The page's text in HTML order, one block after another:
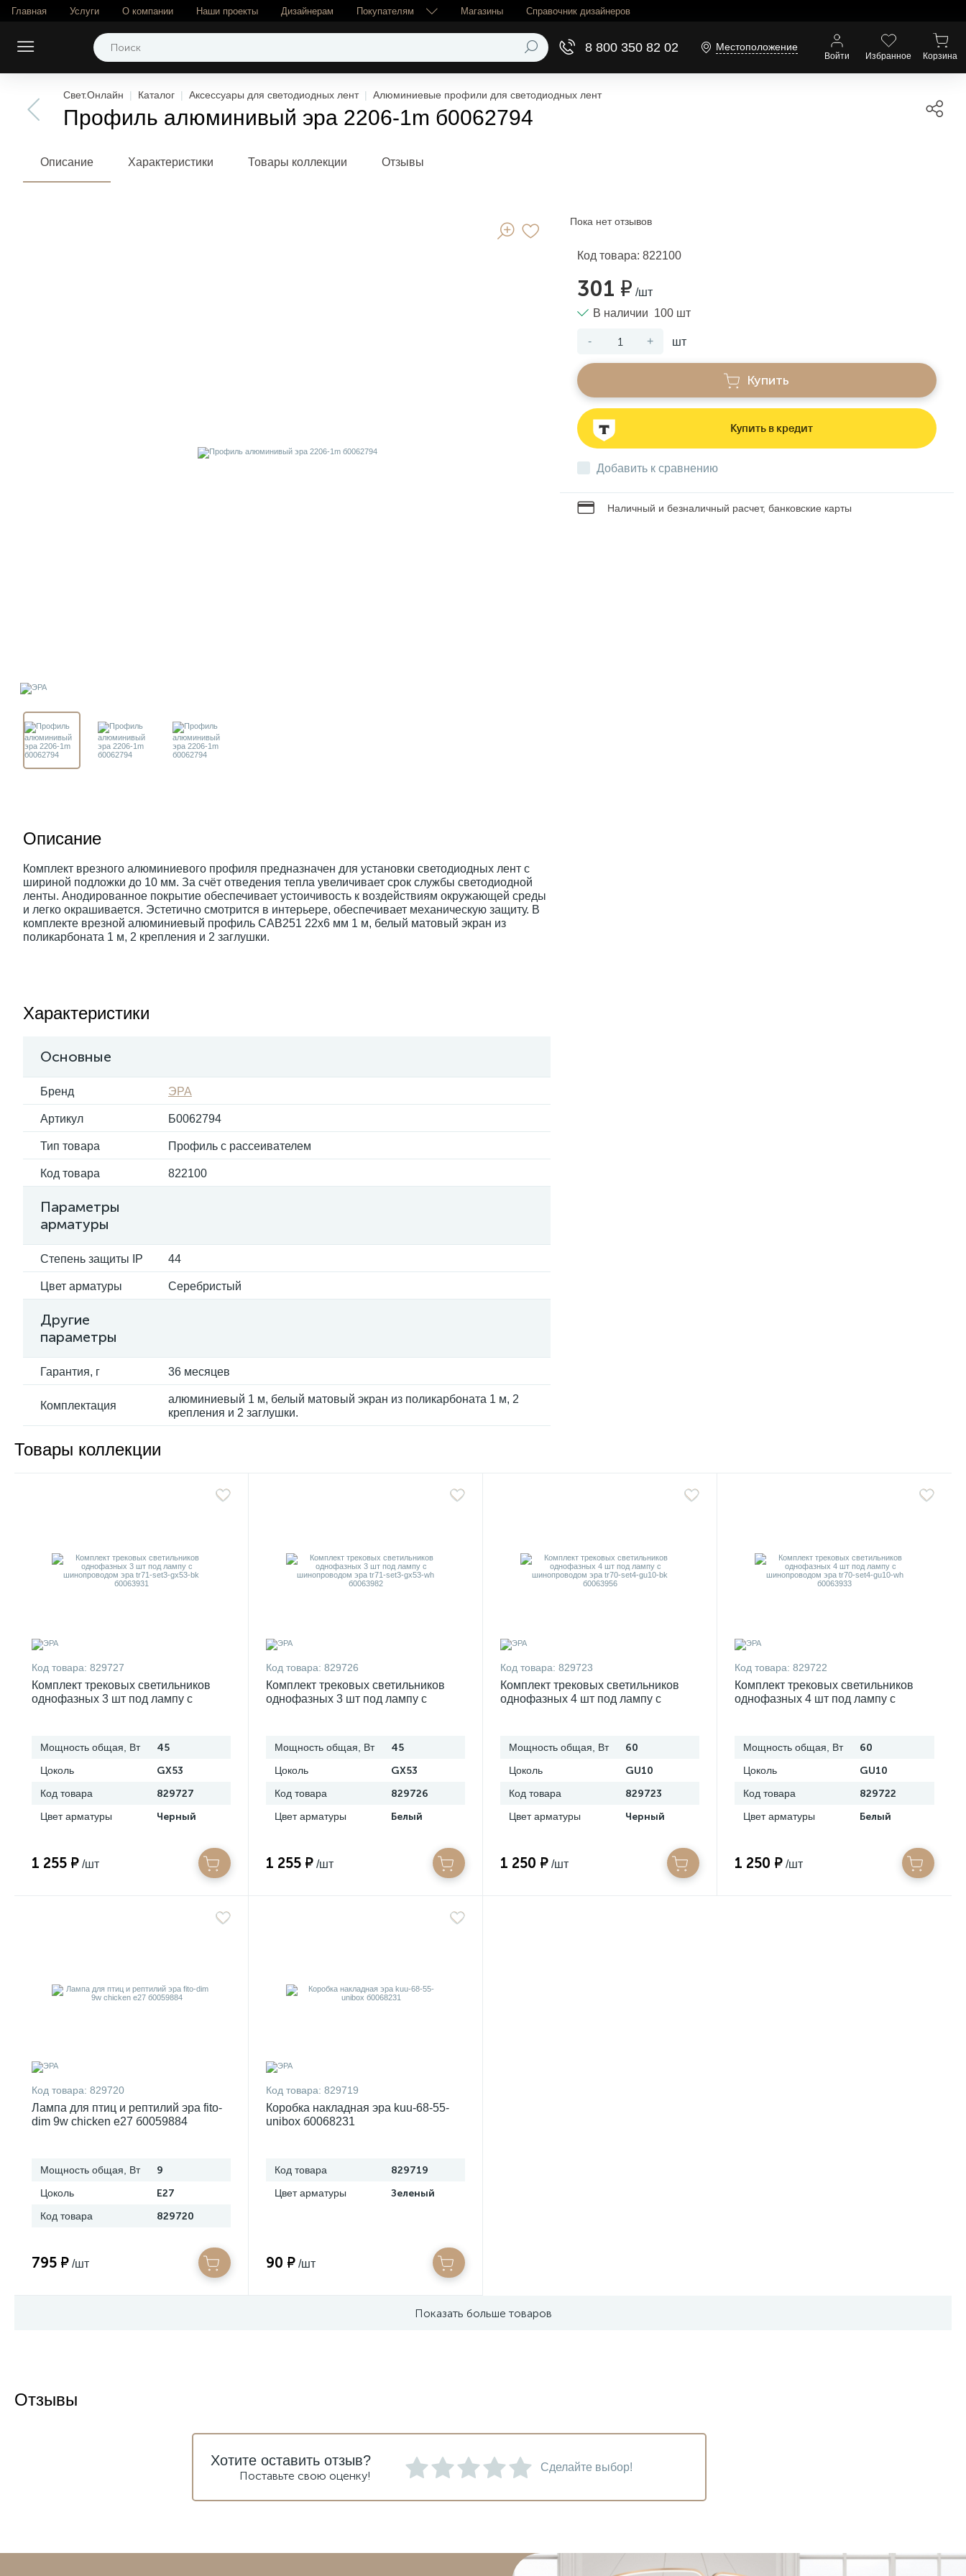
Главная Услуги О компании Наши проекты Дизайнерам Покупателям Магазины Справочник дизайнеров
Местоположение
8 800 350 82 02
Избранное Корзина
Войти
Свет.Онлайн Каталог Аксессуары для светодиодных лент Алюминиевые профили для светодиодных лент
Профиль алюминивый эра 2206-1m б0062794
Описание Характеристики Товары коллекции Отзывы
Пока нет отзывов
Код товара: 822100
301 ₽ /шт
В наличии 100 шт
- + шт
Купить
Купить в кредит
Добавить к сравнению
Наличный и безналичный расчет, банковские карты
Описание
Комплект врезного алюминиевого профиля предназначен для установки светодиодных лент с
шириной подложки до 10 мм. За счёт отведения тепла увеличивает срок службы светодиодной
ленты. Анодированное покрытие обеспечивает устоичивость к воздействиям окружающей среды
и легко окрашивается. Эстетично смотрится в интерьере, обеспечивает механическую защиту. В
комплекте врезной алюминиевый профиль САВ251 22х6 мм 1 м, белый матовый экран из
поликарбоната 1 м, 2 крепления и 2 заглушки.
Характеристики
Основные
Бренд ЭРА
Артикул Б0062794
Тип товара Профиль с рассеивателем
Код товара 822100
Параметры
арматуры
Степень защиты IP 44
Цвет арматуры Серебристый
Другие
параметры
Гарантия, г 36 месяцев
Комплектация
алюминиевый 1 м, белый матовый экран из поликарбоната 1 м, 2
крепления и 2 заглушки.
Товары коллекции
Код товара: 829727
Комплект трековых светильников
однофазных 3 шт под лампу с
Мощность общая, Вт 45
Цоколь GX53
Код товара 829727
Цвет арматуры Черный
1 255 ₽ /шт
Код товара: 829726
Комплект трековых светильников
однофазных 3 шт под лампу с
Мощность общая, Вт 45
Цоколь GX53
Код товара 829726
Цвет арматуры Белый
1 255 ₽ /шт
Код товара: 829723
Комплект трековых светильников
однофазных 4 шт под лампу с
Мощность общая, Вт 60
Цоколь GU10
Код товара 829723
Цвет арматуры Черный
1 250 ₽ /шт
Код товара: 829722
Комплект трековых светильников
однофазных 4 шт под лампу с
Мощность общая, Вт 60
Цоколь GU10
Код товара 829722
Цвет арматуры Белый
1 250 ₽ /шт
Код товара: 829720
Лампа для птиц и рептилий эра fito-
dim 9w chicken e27 б0059884
Мощность общая, Вт 9
Цоколь E27
Код товара 829720
795 ₽ /шт
Код товара: 829719
Коробка накладная эра kuu-68-55-
unibox б0068231
Код товара 829719
Цвет арматуры Зеленый
90 ₽ /шт
Показать больше товаров
Отзывы
Хотите оставить отзыв?
Поставьте свою оценку!
Сделайте выбор!